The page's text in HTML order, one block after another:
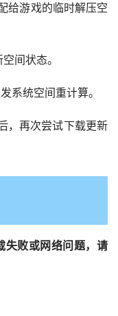
给游戏的临时解压空
间状态。
系统空间重计算。
，再次尝试下载更新
失败或网络问题，请